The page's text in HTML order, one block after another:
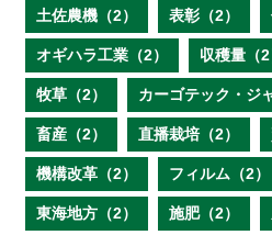
土佐農機（2） 表彰（2）
オギハラ工業（2） 収穫量（2
牧草（2） カーゴテック・ジ
畜産（2） 直播栽培（2）
機構改革（2） フィルム（2）
東海地方（2） 施肥（2）